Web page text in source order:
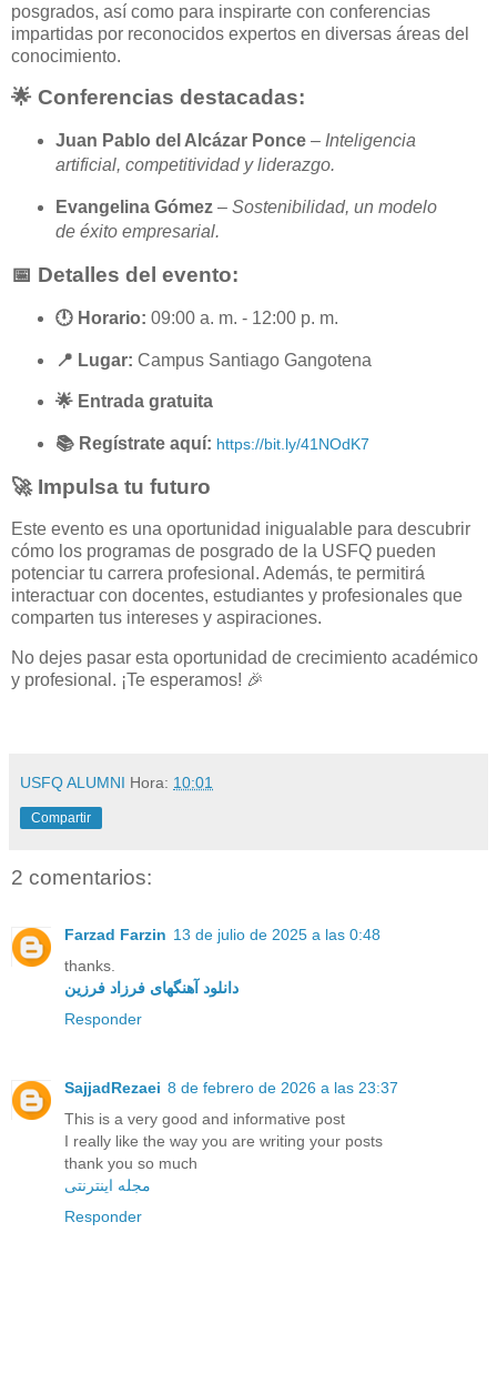
posgrados, así como para inspirarte con conferencias
impartidas por reconocidos expertos en diversas áreas del
conocimiento.
🌟 Conferencias destacadas:
Juan Pablo del Alcázar Ponce– Inteligencia
artificial, competitividad y liderazgo.
Evangelina Gómez– Sostenibilidad, un modelo
de éxito empresarial.
📅 Detalles del evento:
🕛 Horario: 09:00 a. m. - 12:00 p. m.
📍 Lugar: Campus Santiago Gangotena
🌟 Entrada gratuita
📚 Regístrate aquí: https://bit.ly/41NOdK7
🚀 Impulsa tu futuro
Este evento es una oportunidad inigualable para descubrir
cómo los programas de posgrado de la USFQ pueden
potenciar tu carrera profesional. Además, te permitirá
interactuar con docentes, estudiantes y profesionales que
comparten tus intereses y aspiraciones.
No dejes pasar esta oportunidad de crecimiento académico
y profesional. ¡Te esperamos! 🎉
USFQ ALUMNI Hora: 10:01
Compartir
2 comentarios:
Farzad Farzin 13 de julio de 2025 a las 0:48
thanks.
دانلود آهنگهای فرزاد فرزین
Responder
SajjadRezaei 8 de febrero de 2026 a las 23:37
This is a very good and informative post
I really like the way you are writing your posts
thank you so much
مجله اینترنتی
Responder